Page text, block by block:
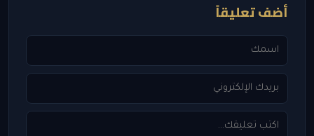
أضف تعليقاً